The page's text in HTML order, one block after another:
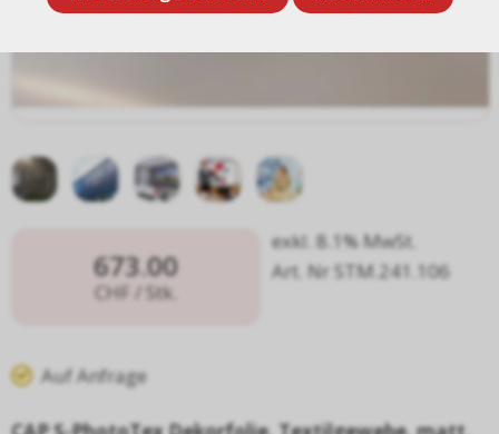
673.00
CHF / Stk.
exkl. 8.1% MwSt.
Art. Nr STM.241.106
Auf Anfrage